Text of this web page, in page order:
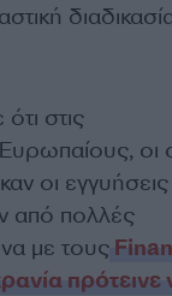
στις
οι
οι εγγυήσεις
από πολλές
με τους
πρότεινε